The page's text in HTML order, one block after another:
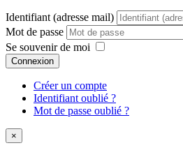
Identifiant (adresse mail)
Mot de passe
Se souvenir de moi
Connexion
Créer un compte
Identifiant oublié ?
Mot de passe oublié ?
×